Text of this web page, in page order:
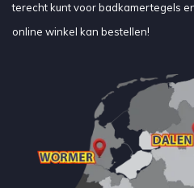
terecht kunt voor badkamertegels
online winkel kan bestellen!